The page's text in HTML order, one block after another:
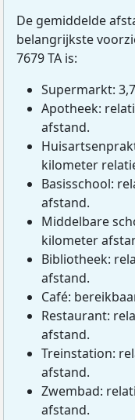
De gemiddelde
belangrijkste
7679 TA is:
Supermarkt:
Apotheek:
afstand.
kilometer
Basisschool:
afstand.
Middelbare
kilometer
Bibliotheek:
afstand.
Café:
Restaurant:
afstand.
Treinstation:
afstand.
Zwembad:
afstand.